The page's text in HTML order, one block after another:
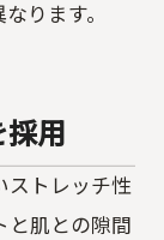
ります。
用
ストレッチ性
と肌との隙間